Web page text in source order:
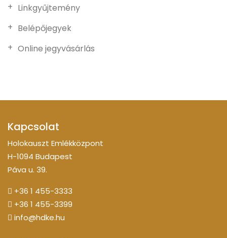
Linkgyűjtemény
Belépőjegyek
Online jegyvásárlás
Kapcsolat
Holokauszt Emlékközpont
H-1094 Budapest
Páva u. 39.
+36 1 455-3333
+36 1 455-3399
info@hdke.hu